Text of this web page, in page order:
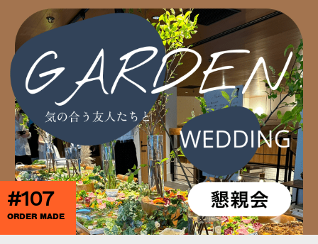
#107
ORDER MADE